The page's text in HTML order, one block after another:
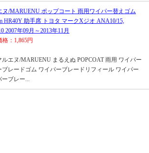
ヌ/MARUENU ポップコート 雨用ワイパー替えゴム
HR40Y 助手席 トヨタ マークXジオ ANA10/15,
2007年09月～2013年11月
格：1,865円
エヌ/MARUENU まるえぬ POPCOAT 雨用 ワイパー
レードゴム ワイパーブレードリフィール ワイパー
ブレー...